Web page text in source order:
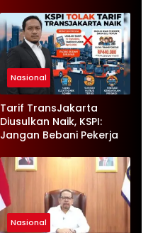
Nasional
Tarif TransJakarta
Diusulkan Naik, KSPI:
Jangan Bebani Pekerja
Nasional